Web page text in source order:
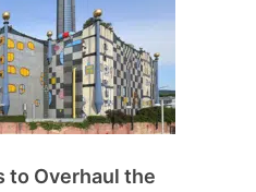
to Overhaul the